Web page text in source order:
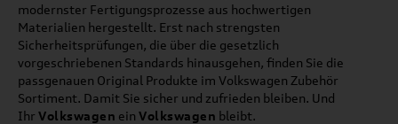
modernster Fertigungsprozesse aus hochwertigen
Materialien hergestellt. Erst nach strengsten
Sicherheitsprüfungen, die über die gesetzlich
vorgeschriebenen Standards hinausgehen, finden Sie die
passgenauen Original Produkte im Volkswagen Zubehör
Sortiment. Damit Sie sicher und zufrieden bleiben. Und
Ihr Volkswagen ein Volkswagen bleibt.